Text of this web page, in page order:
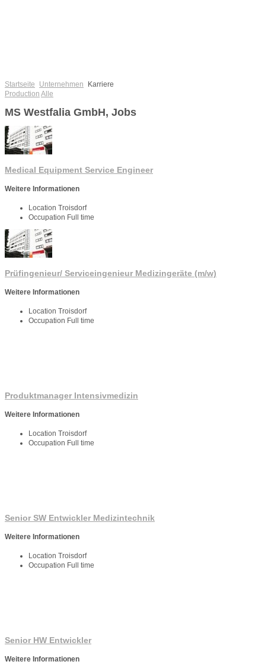
Startseite Unternehmen
Karriere
Production Alle
MS Westfalia GmbH, Jobs
Medical Equipment Service Engineer
Weitere Informationen
Location Troisdorf
Occupation Full time
Prüfingenieur/ Serviceingenieur Medizingeräte (m/w)
Weitere Informationen
Location Troisdorf
Occupation Full time
Produktmanager Intensivmedizin
Weitere Informationen
Location Troisdorf
Occupation Full time
Senior SW Entwickler Medizintechnik
Weitere Informationen
Location Troisdorf
Occupation Full time
Senior HW Entwickler
Weitere Informationen